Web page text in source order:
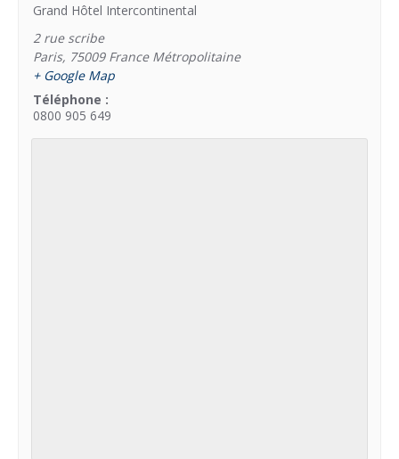
Grand Hôtel Intercontinental
2 rue scribe
Paris, 75009 France Métropolitaine
+ Google Map
Téléphone :
0800 905 649